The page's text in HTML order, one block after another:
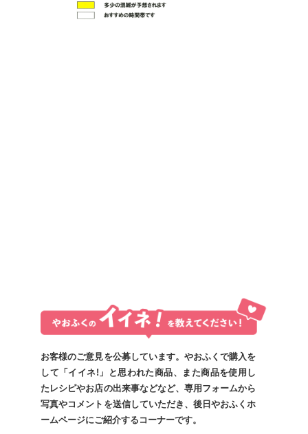
お客様のご意見を公募しています。やおふくで購入を
して「イイネ!」と思われた商品、また商品を使用し
たレシピやお店の出来事などなど、専用フォームから
写真やコメントを送信していただき、後日やおふくホ
ームページにご紹介するコーナーです。